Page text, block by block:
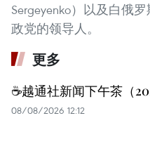
Sergeyenko）以及白俄
政党的领导人。
更多
☕️越通社新闻下午茶（
08/08/2026 12:12